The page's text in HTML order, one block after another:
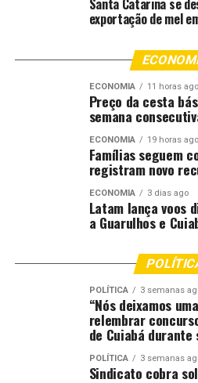
O delegado orienta que as
reserva para as festas, que
bancário instalado, para que,
gere um grande prejuízo.
Caso esta não seja uma
aconselha que as pessoas
aplicativos bancários do
conta, com pouco dinheiro e
pedir empréstimo, para ser
que precisem ser feitos durante
“Muitos aparelhos têm a
Cofre, que você só pode usar
como seguro, como a sua
consegue fazer algumas
Santa Catarina se
exportação de mel
ECONOMIA 11 horas ago
Preço da cesta
semana
ECONOMIA 19 horas ago
Famílias seguem
registram novo
ECONOMIA 3 dias ago
Latam lança voos
a Guarulhos e
POLÍTICA 3 semanas
“Nós deixamos
relembrar
de Cuiabá
POLÍTICA 3 semanas
Sindicato cobra